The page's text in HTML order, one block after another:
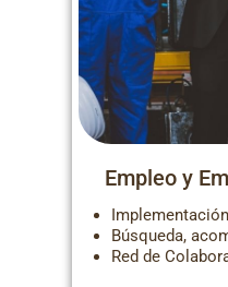
Empleo y
Búsqueda,
Red de